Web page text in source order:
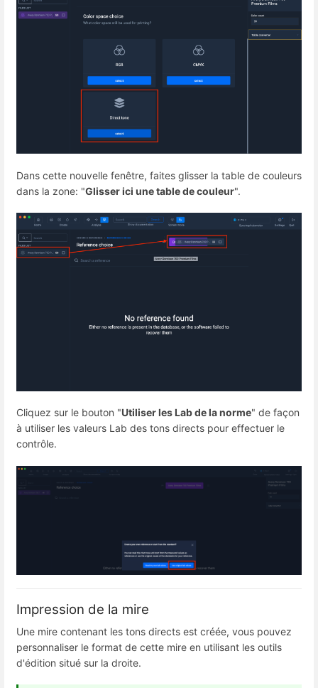
Dans cette nouvelle fenêtre, faites glisser la table de couleurs
dans la zone: "Glisser ici une table de couleur".
Cliquez sur le bouton "Utiliser les Lab de la norme" de façon
à utiliser les valeurs Lab des tons directs pour effectuer le
contrôle.
Impression de la mire
Une mire contenant les tons directs est créée, vous pouvez
personnaliser le format de cette mire en utilisant les outils
d'édition situé sur la droite.